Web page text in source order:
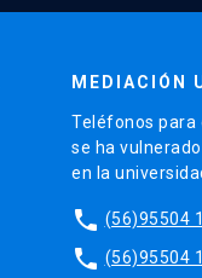
MEDIACIÓN
Teléfonos para
se ha
en la
phone (56)95504
phone (56)95504